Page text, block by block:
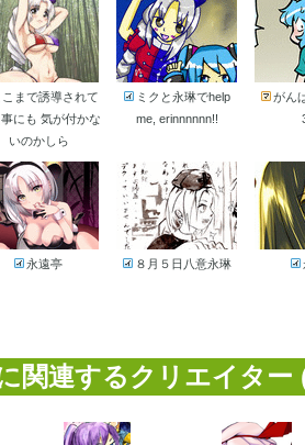
こまで誘導されて
事にも 気が付かな
いのかしら
ミクと永琳でhelp
me, erinnnnnn!!
がん
永遠亭 ８月５日八意永琳
関連するクリエイター